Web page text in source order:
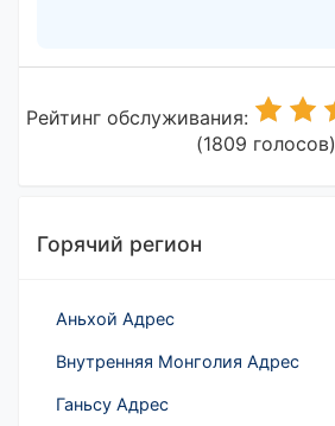
Рейтинг обслуживания:
(1809 голосов)
Горячий регион
Аньхой Адрес
Внутренняя Монголия Адрес
Ганьсу Адрес